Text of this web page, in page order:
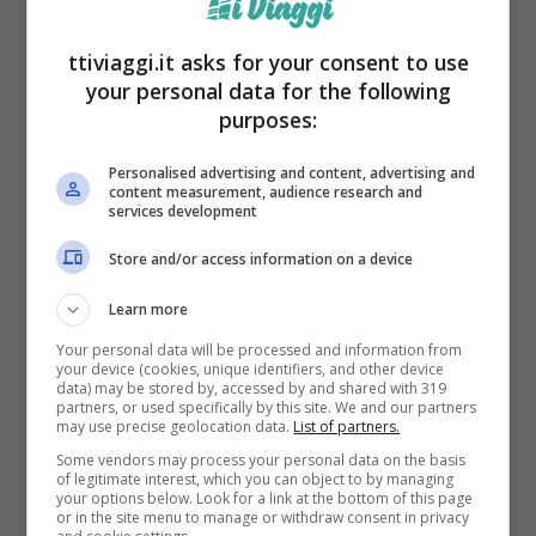
Roma ha registrato un miglioramento
progresso riflette un aumento delle
opportunità per gli studenti e una miglior
qualità della vita nella capitale. Nonostante
una lieve flessione,Torino mantiene una
posizione rispettabile al 68° posto
continuando a essere una destinazione di
studio attraente.
ttiviaggi.it asks for your consent to use
your personal data for the following
purposes:
Personalised advertising and content, advertising and
content measurement, audience research and
services development
Store and/or access information on a device
Learn more
Your personal data will be processed and information from
your device (cookies, unique identifiers, and other device
data) may be stored by, accessed by and shared with 319
partners, or used specifically by this site. We and our partners
may use precise geolocation data. List of partners.
Some vendors may process your personal data on the basis
of legitimate interest, which you can object to by managing
your options below. Look for a link at the bottom of this page
or in the site menu to manage or withdraw consent in privacy